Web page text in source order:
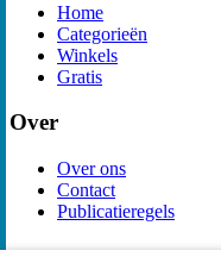
Home
Categorieën
Winkels
Gratis
Over
Over ons
Contact
Publicatieregels
Legal